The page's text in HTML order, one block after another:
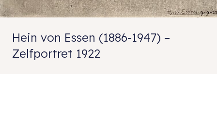
Hein von Essen (1886-1947) –
Zelfportret 1922